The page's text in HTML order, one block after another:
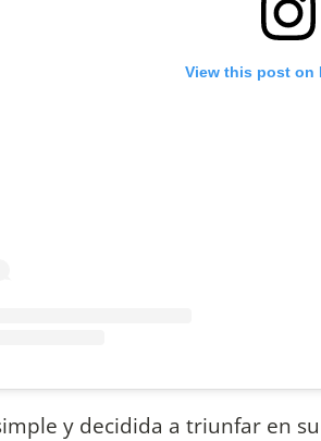
View this post on
y decidida a triunfar en